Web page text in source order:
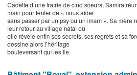
Cadette d’une fratrie de cinq soeurs, Samira
main pour tenter de « nous aider
sans passer par un psy ou un imam ». Sa mère
leur retour au village natal où
elle révèle enfin ses secrets, ses regrets et sa
dessine alors l’héritage
bouleversant qui les lie.